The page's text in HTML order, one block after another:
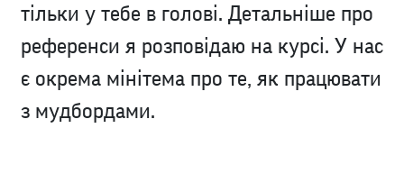
тільки у тебе в голові. Детальніше про
референси я розповідаю на курсі. У нас
є окрема мінітема про те, як працювати
з мудбордами.